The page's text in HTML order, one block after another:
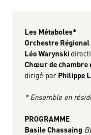
Les Métaboles*
Orchestre
Léo Warynski
Chœur de chambre
dirigé par Philippe
* Ensemble en
PROGRAMME
Basile Chassaing